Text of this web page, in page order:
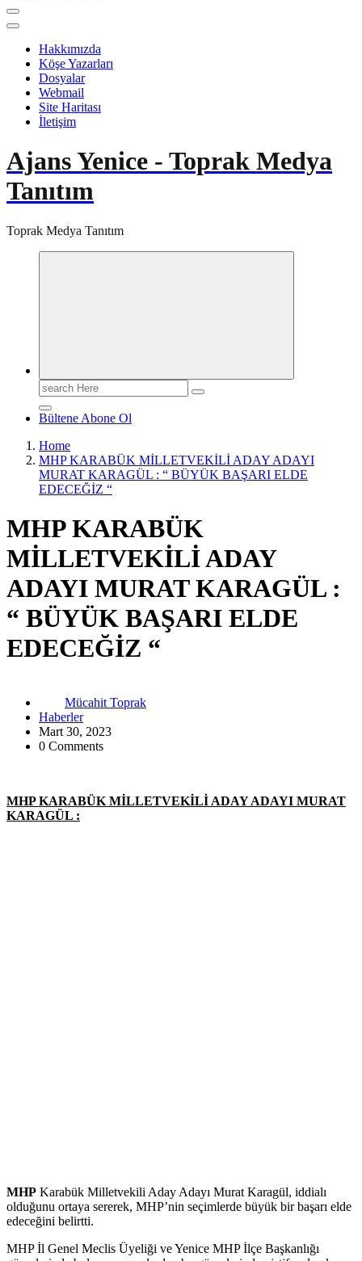
Hakkımızda
Köşe Yazarları
Dosyalar
Webmail
Site Haritası
İletişim
Ajans Yenice - Toprak Medya
Tanıtım
Toprak Medya Tanıtım
Search
for:
Bültene Abone Ol
Home
MHP KARABÜK MİLLETVEKİLİ ADAY ADAYI
MURAT KARAGÜL : “ BÜYÜK BAŞARI ELDE
EDECEĞİZ “
MHP KARABÜK
MİLLETVEKİLİ ADAY
ADAYI MURAT KARAGÜL :
“ BÜYÜK BAŞARI ELDE
EDECEĞİZ “
Mücahit Toprak
Haberler
Mart 30, 2023
0 Comments
MHP KARABÜK MİLLETVEKİLİ ADAY ADAYI MURAT
KARAGÜL :
MHP Karabük Milletvekili Aday Adayı Murat Karagül, iddialı
olduğunu ortaya sererek, MHP’nin seçimlerde büyük bir başarı elde
edeceğini belirtti.
MHP İl Genel Meclis Üyeliği ve Yenice MHP İlçe Başkanlığı